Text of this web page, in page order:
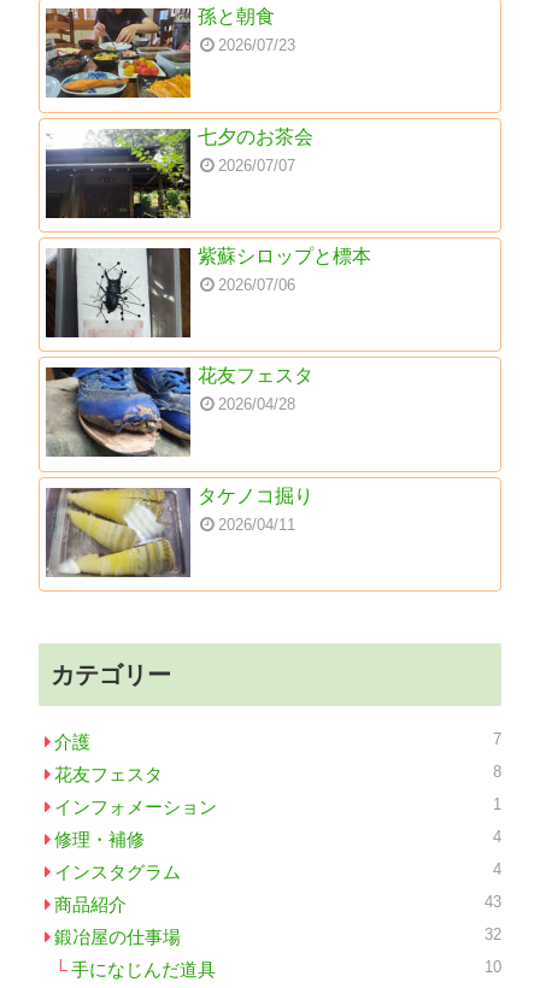
孫と朝食
2026/07/23
七夕のお茶会
2026/07/07
紫蘇シロップと標本
2026/07/06
花友フェスタ
2026/04/28
タケノコ掘り
2026/04/11
カテゴリー
介護 7
花友フェスタ 8
インフォメーション 1
修理・補修 4
インスタグラム 4
商品紹介 43
鍛冶屋の仕事場 32
手になじんだ道具 10